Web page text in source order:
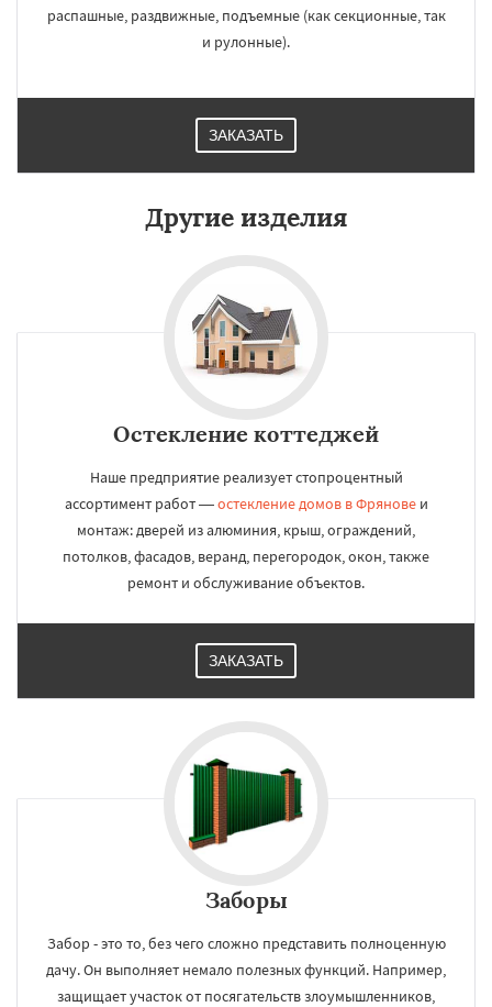
распашные, раздвижные, подъемные (как секционные, так
и рулонные).
ЗАКАЗАТЬ
Другие изделия
Остекление коттеджей
Наше предприятие реализует стопроцентный
ассортимент работ —остекление домов в Фряновеи
монтаж: дверей из алюминия, крыш, ограждений,
потолков, фасадов, веранд, перегородок, окон, также
ремонт и обслуживание объектов.
ЗАКАЗАТЬ
Заборы
Забор - это то, без чего сложно представить полноценную
дачу. Он выполняет немало полезных функций. Например,
защищает участок от посягательств злоумышленников,